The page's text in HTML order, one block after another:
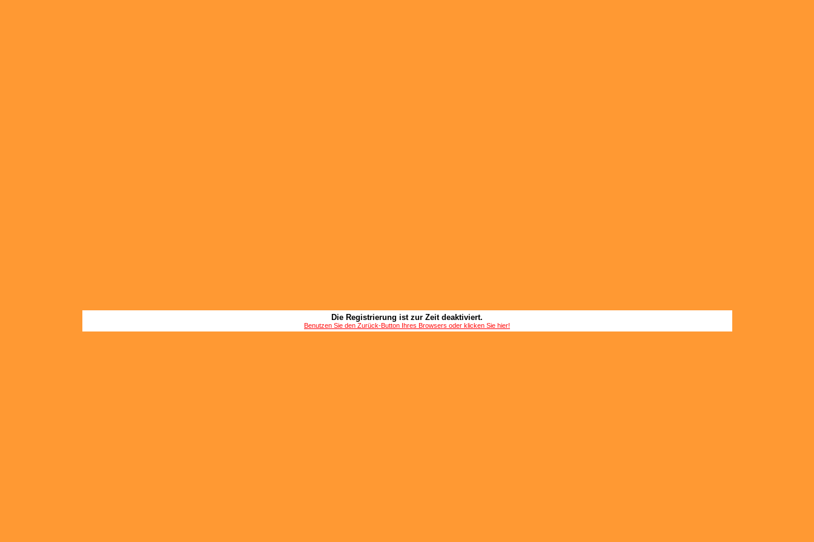
Die Registrierung ist zur Zeit deaktiviert.
Benutzen Sie den Zurück-Button Ihres Browsers oder klicken Sie hier!